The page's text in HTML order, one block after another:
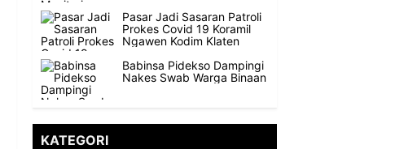
Pasar Jadi Sasaran Patroli
Prokes Covid 19 Koramil
Ngawen Kodim Klaten
Babinsa Pidekso Dampingi
Nakes Swab Warga Binaan
KATEGORI